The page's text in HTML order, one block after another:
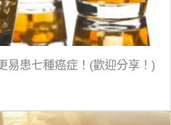
易患七種癌症！(歡迎分享！)